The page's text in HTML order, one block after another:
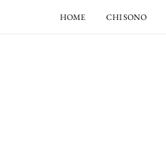
HOME CHI SONO